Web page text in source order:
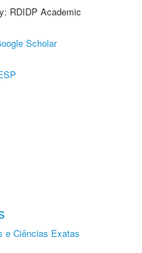
RDIDP Academic
Scholar
e Ciências Exatas